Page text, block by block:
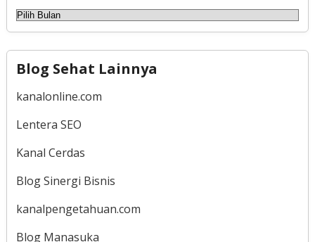
Arsip
Blog Sehat Lainnya
kanalonline.com
Lentera SEO
Kanal Cerdas
Blog Sinergi Bisnis
kanalpengetahuan.com
Blog Manasuka